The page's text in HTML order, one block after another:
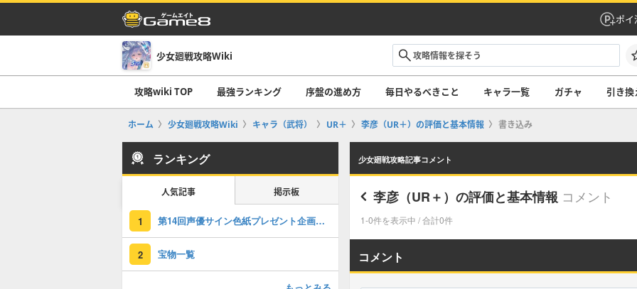
ポイ
少女廻戦攻略Wiki
攻略wiki TOP 最強ランキング 序盤の進め方 毎日やるべきこと キャラ一覧 ガチャ 引き換
ホーム 少女廻戦攻略Wiki キャラ（武将） UR＋ 李彦（UR＋）の評価と基本情報 書き込み
少女廻戦攻略記事コメント
李彦（UR＋）の評価と基本情報 コメント
1-0件を表示中 / 合計0件
コメント
ランキング
人気記事 掲示板
1 第14回声優サイン色紙プレゼント企画開催！
2 宝物一覧